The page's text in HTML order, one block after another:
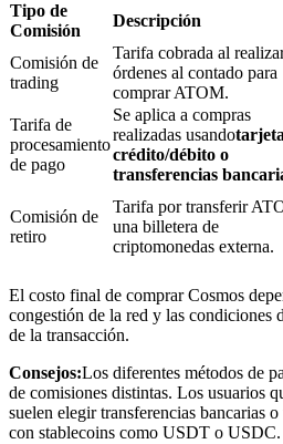
Préstamos
Servicio de préstamos
Obtenga ganancias a largo
Tipo de
Comisión
Descripción
Comisión de
trading
Tarifa cobrada al
órdenes al contado para
comprar ATOM.
Tarifa de
procesamiento
de pago
Se aplica a compras
realizadas usando
crédito/débito o
transferencias
Comisión de
retiro
Tarifa por transferir
una billetera de
criptomonedas externa.
El costo final de comprar Cosmos
congestión de la red y las condiciones
de la transacción.
Consejos:Los diferentes métodos de
de comisiones distintas. Los usuarios
suelen elegir transferencias bancarias
con stablecoins como USDT o USDC.